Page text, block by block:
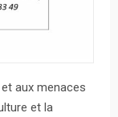
aux menaces
et la